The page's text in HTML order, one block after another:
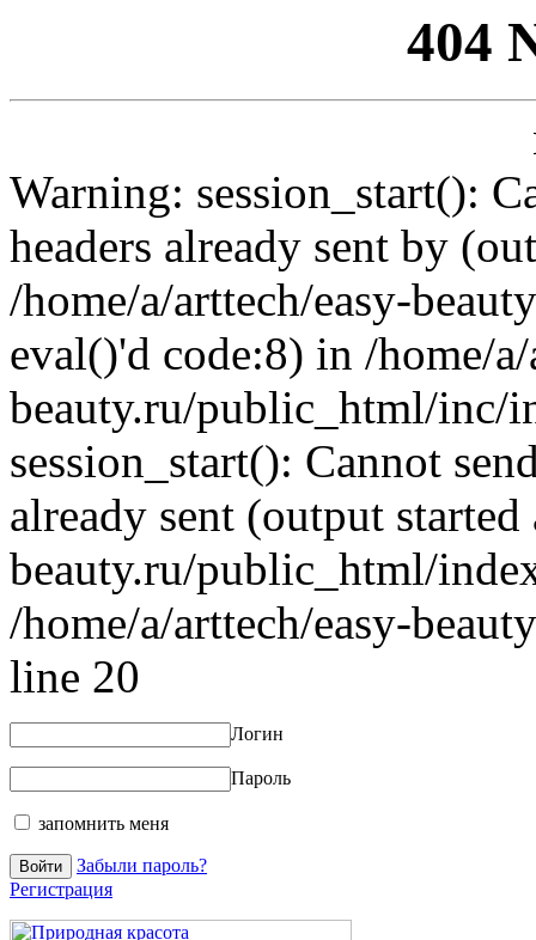
404
Warning: session_start():
headers already sent by
/home/a/arttech/easy-
eval()'d code:8) in /home/
beauty.ru/public_html/inc/
session_start(): Cannot
already sent (output
beauty.ru/public_html/
/home/a/arttech/easy-
line 20
Логин
Пароль
запомнить меня
Забыли пароль?
Регистрация